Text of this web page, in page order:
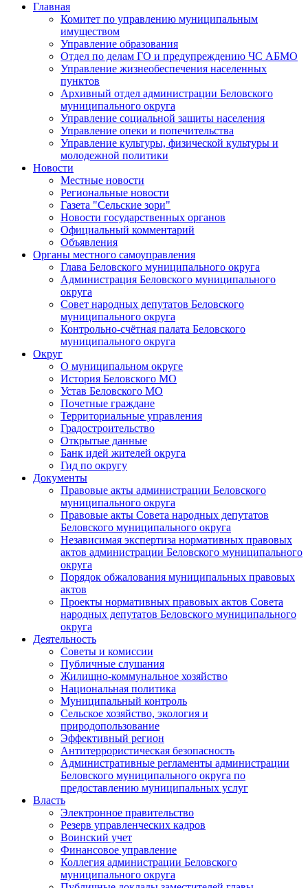
Главная
Комитет по управлению муниципальным
имуществом
Управление образования
Отдел по делам ГО и предупреждению ЧС АБМО
Управление жизнеобеспечения населенных
пунктов
Архивный отдел администрации Беловского
муниципального округа
Управление социальной защиты населения
Управление опеки и попечительства
Управление культуры, физической культуры и
молодежной политики
Новости
Местные новости
Региональные новости
Газета "Сельские зори"
Новости государственных органов
Официальный комментарий
Объявления
Органы местного самоуправления
Глава Беловского муниципального округа
Администрация Беловского муниципального
округа
Совет народных депутатов Беловского
муниципального округа
Контрольно-счётная палата Беловского
муниципального округа
Округ
О муниципальном округе
История Беловского МО
Устав Беловского МО
Почетные граждане
Территориальные управления
Градостроительство
Открытые данные
Банк идей жителей округа
Гид по округу
Документы
Правовые акты администрации Беловского
муниципального округа
Правовые акты Совета народных депутатов
Беловского муниципального округа
Независимая экспертиза нормативных правовых
актов администрации Беловского муниципального
округа
Порядок обжалования муниципальных правовых
актов
Проекты нормативных правовых актов Совета
народных депутатов Беловского муниципального
округа
Деятельность
Советы и комиссии
Публичные слушания
Жилищно-коммунальное хозяйство
Национальная политика
Муниципальный контроль
Сельское хозяйство, экология и
природопользование
Эффективный регион
Антитеррористическая безопасность
Административные регламенты администрации
Беловского муниципального округа по
предоставлению муниципальных услуг
Власть
Электронное правительство
Резерв управленческих кадров
Воинский учет
Финансовое управление
Коллегия администрации Беловского
муниципального округа